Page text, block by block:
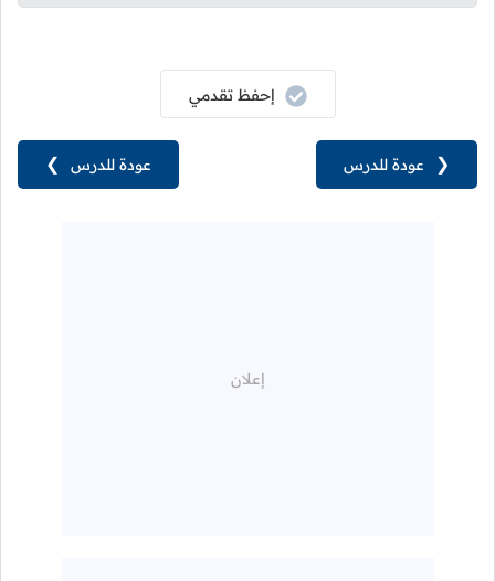
عودة للدرس ❯
إحفظ تقدمي
❮ عودة للدرس